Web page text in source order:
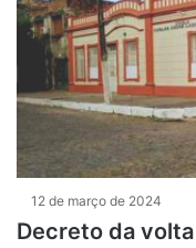
12 de março de 2024
Decreto da